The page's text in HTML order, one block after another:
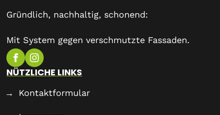
Gründlich, nachhaltig, schonend:
Mit System gegen verschmutzte Fassaden.
NÜTZLICHE LINKS
Kontaktformular